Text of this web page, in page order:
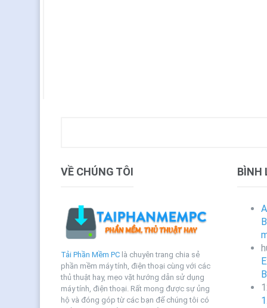
VỀ CHÚNG TÔI
Tải Phần Mềm PC là chuyên trang chia sẻ
phần mềm máy tính, điện thoại cùng với các
thủ thuật hay, mẹo vặt hướng dẫn sử dụng
máy tính, điện thoại. Rất mong được sự ủng
hộ và đóng góp từ các bạn để chúng tôi có
BÌNH